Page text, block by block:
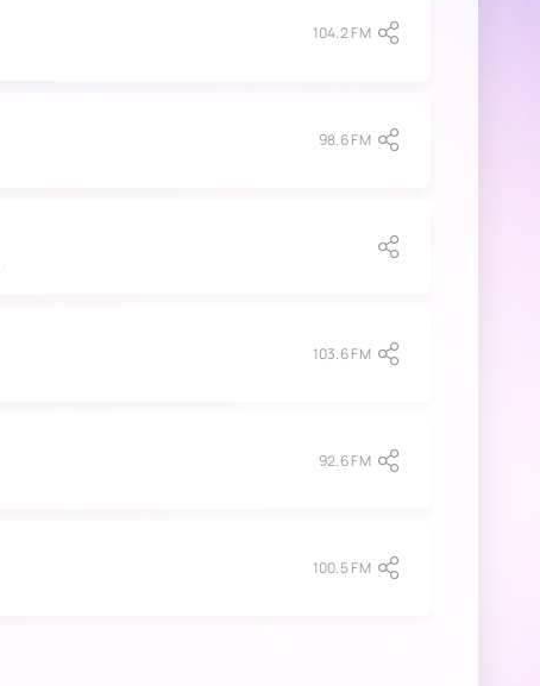
104.2 FM
98.6 FM
103.6 FM
92.6 FM
100.5 FM